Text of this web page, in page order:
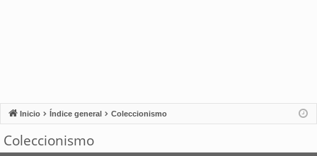
Inicio Índice general Coleccionismo
Coleccionismo